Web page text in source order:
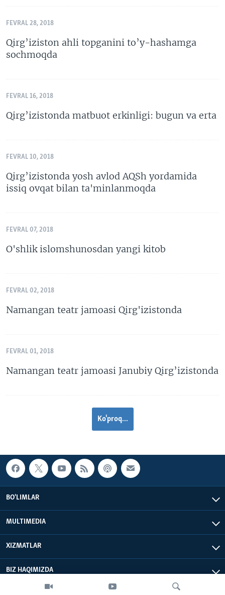
FEVRAL 28, 2018
Qirg’iziston ahli topganini to’y-hashamga
sochmoqda
FEVRAL 16, 2018
Qirg’izistonda matbuot erkinligi: bugun va erta
FEVRAL 10, 2018
Qirg’izistonda yosh avlod AQSh yordamida
issiq ovqat bilan ta'minlanmoqda
FEVRAL 07, 2018
O'shlik islomshunosdan yangi kitob
FEVRAL 02, 2018
Namangan teatr jamoasi Qirg'izistonda
FEVRAL 01, 2018
Namangan teatr jamoasi Janubiy Qirg’izistonda
Ko'proq...
BO'LIMLAR
MULTIMEDIA
XIZMATLAR
BIZ HAQIMIZDA